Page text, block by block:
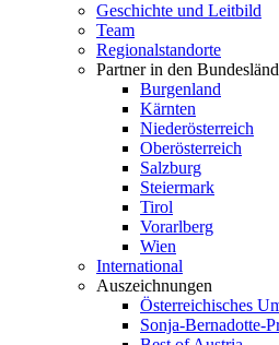
Geschichte und Leitbild
Team
Regionalstandorte
Partner in den
Burgenland
Kärnten
Niederösterreich
Oberösterreich
Salzburg
Steiermark
Tirol
Vorarlberg
Wien
International
Auszeichnungen
Österreichisches
Sonja-Bernadotte-